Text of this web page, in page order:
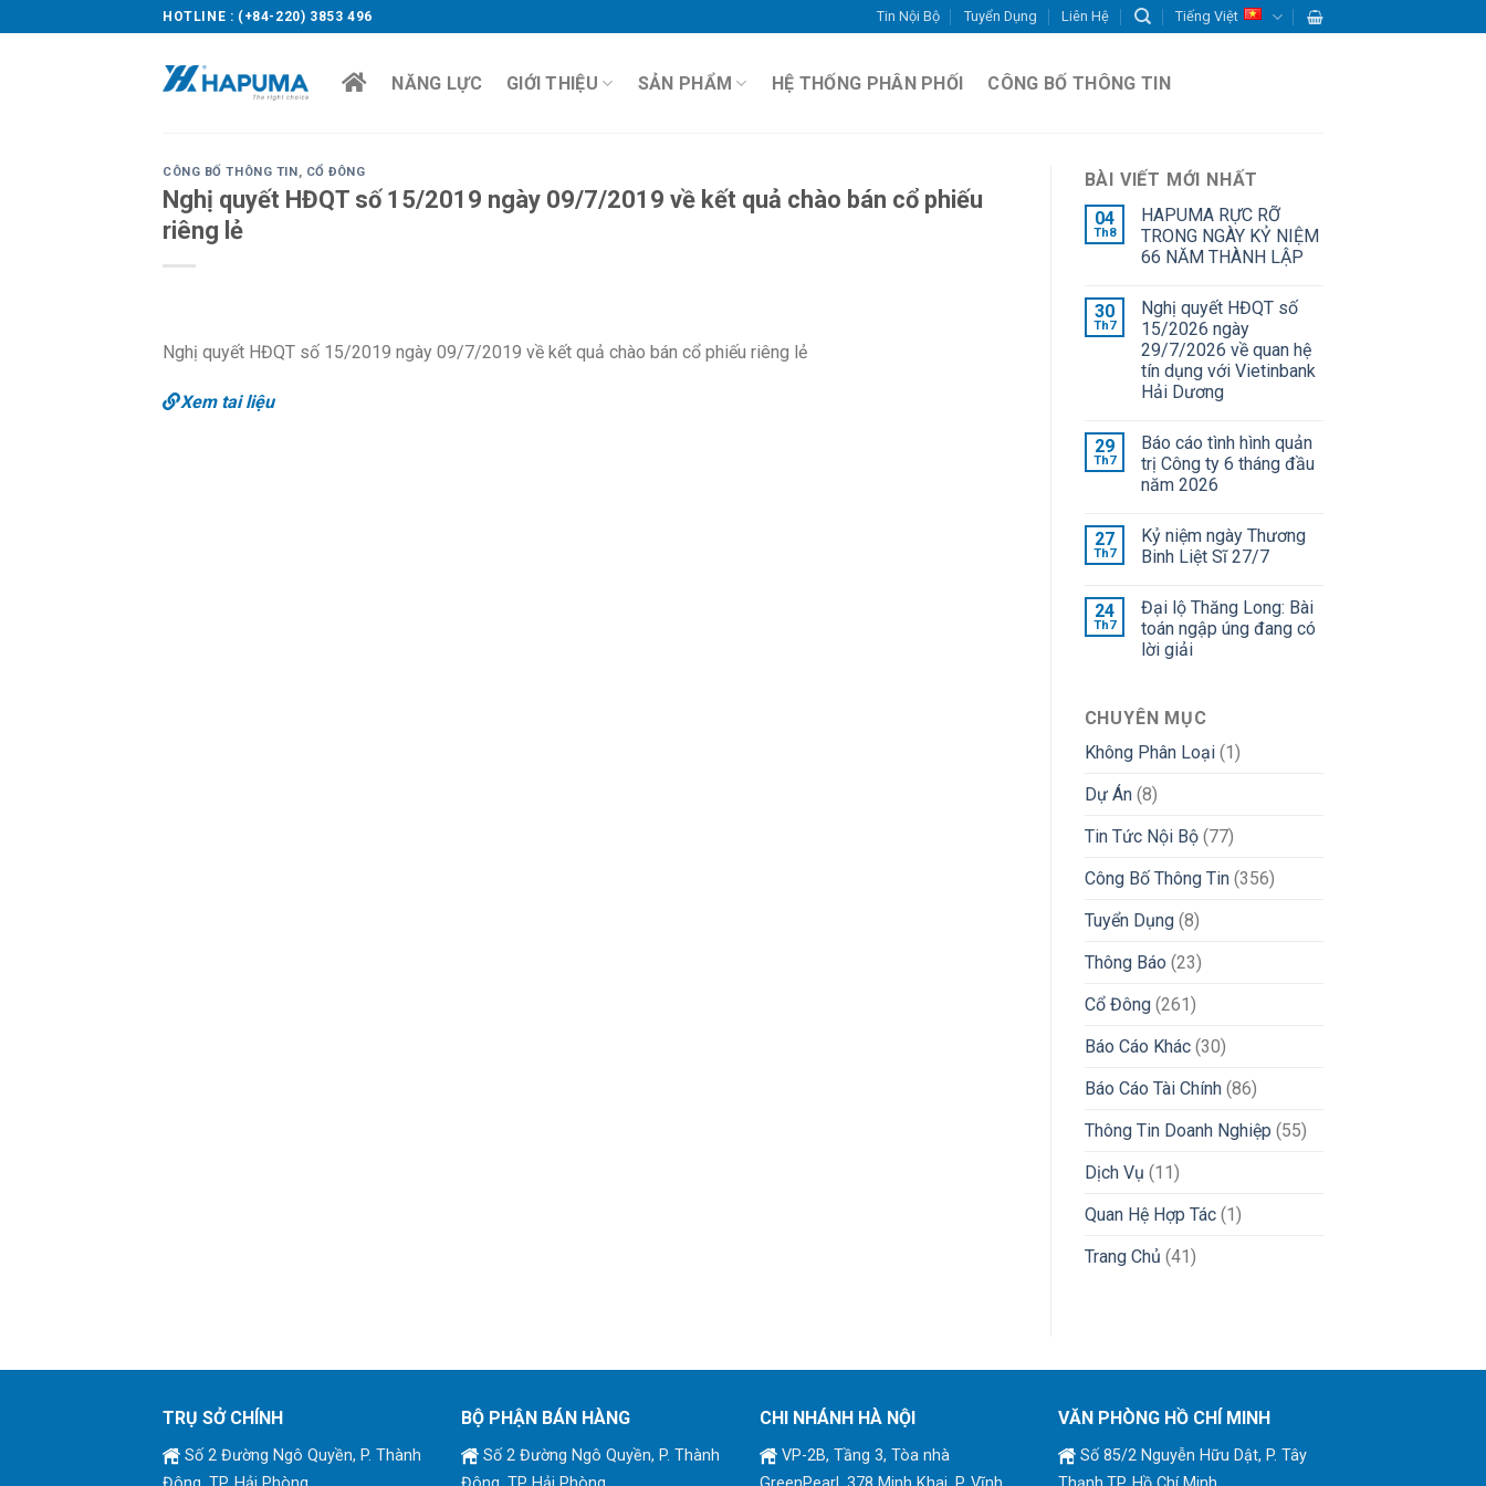
to
HOTLINE : (+84-220) 3853 496 Tin Nội Bộ Tuyển Dụng Liên Hệ Tiếng Việt
NĂNG LỰC GIỚI THIỆU SẢN PHẨM HỆ THỐNG PHÂN PHỐI CÔNG BỐ THÔNG TIN
CÔNG BỐ THÔNG TIN, CỔ ĐÔNG
Nghị quyết HĐQT số 15/2019 ngày 09/7/2019 về kết quả chào bán cổ phiếu
riêng lẻ
Nghị quyết HĐQT số 15/2019 ngày 09/7/2019 về kết quả chào bán cổ phiếu riêng lẻ
Xem tai liệu
BÀI VIẾT MỚI NHẤT
04
Th8
HAPUMA RỰC RỠ
TRONG NGÀY KỶ NIỆM
66 NĂM THÀNH LẬP
30
Th7
Nghị quyết HĐQT số
15/2026 ngày
29/7/2026 về quan hệ
tín dụng với Vietinbank
Hải Dương
29
Th7
Báo cáo tình hình quản
trị Công ty 6 tháng đầu
năm 2026
27
Th7
Kỷ niệm ngày Thương
Binh Liệt Sĩ 27/7
24
Th7
Đại lộ Thăng Long: Bài
toán ngập úng đang có
lời giải
CHUYÊN MỤC
Không Phân Loại(1)
Dự Án(8)
Tin Tức Nội Bộ(77)
Công Bố Thông Tin(356)
Tuyển Dụng(8)
Thông Báo (23)
Cổ Đông(261)
Báo Cáo Khác(30)
Báo Cáo Tài Chính(86)
Thông Tin Doanh Nghiệp (55)
Dịch Vụ (11)
Quan Hệ Hợp Tác(1)
Trang Chủ (41)
TRỤ SỞ CHÍNH
Số 2 Đường Ngô Quyền, P. Thành
BỘ PHẬN BÁN HÀNG
Số 2 Đường Ngô Quyền, P. Thành
CHI NHÁNH HÀ NỘI
VP-2B, Tầng 3, Tòa nhà
VĂN PHÒNG HỒ CHÍ MINH
Số 85/2 Nguyễn Hữu Dật, P. Tây